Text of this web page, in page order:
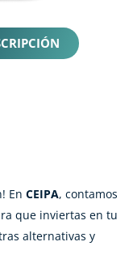
En CEIPA, contamos
que inviertas en tu
alternativas y